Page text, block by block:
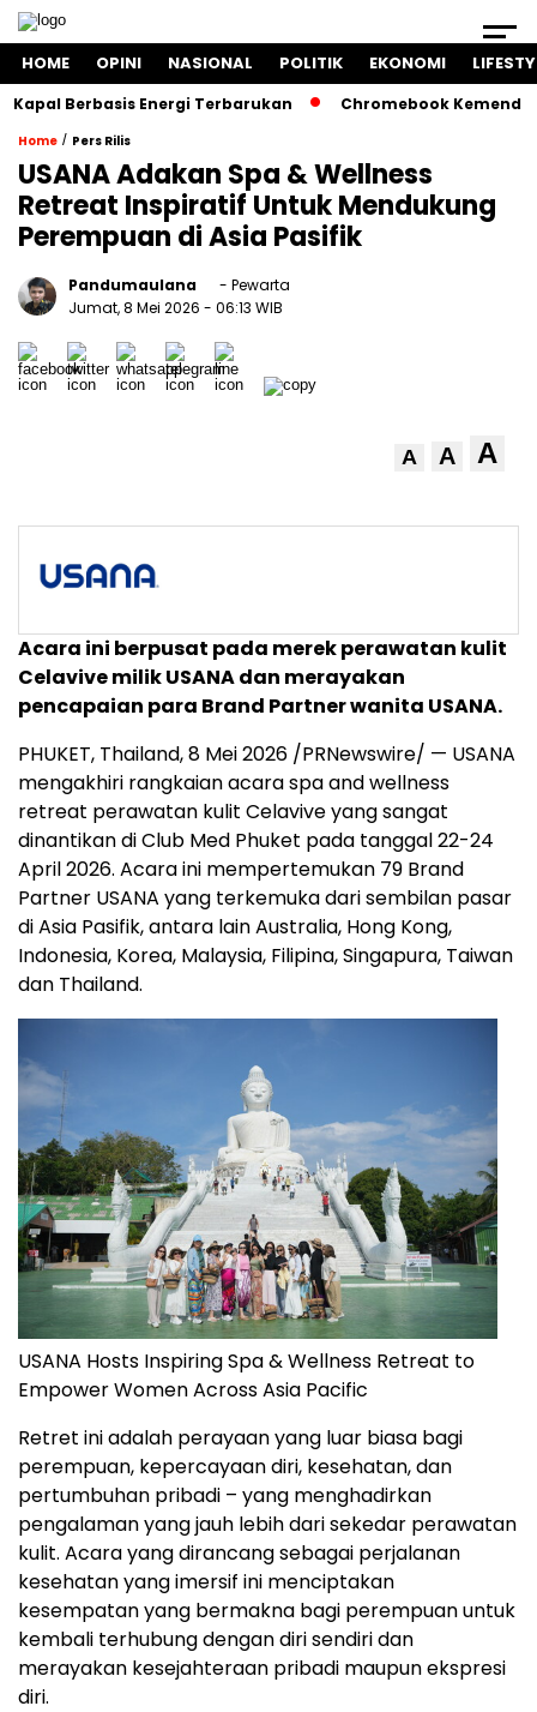
HOME OPINI NASIONAL POLITIK EKONOMI
Berbasis Energi Terbarukan Chromebook
Home / Pers Rilis
USANA Adakan Spa & Wellness
Retreat Inspiratif Untuk Mendukung
Perempuan di Asia Pasifik
Pandumaulana
- Pewarta
Jumat, 8 Mei 2026 - 06:13 WIB
A A A
Acara ini berpusat pada merek perawatan kulit
Celavive milik USANA dan merayakan
pencapaian para Brand Partner wanita USANA.
PHUKET, Thailand,8 Mei 2026 /PRNewswire/ — USANA
mengakhiri rangkaian acara spa and wellness
retreat perawatan kulit Celavive yang sangat
dinantikan di Club Med Phuket pada tanggal 22-24
April 2026. Acara ini mempertemukan 79 Brand
Partner USANA yang terkemuka dari sembilan pasar
di Asia Pasifik, antara lain Australia, Hong Kong,
Indonesia, Korea, Malaysia, Filipina, Singapura, Taiwan
dan Thailand.
USANA Hosts Inspiring Spa & Wellness Retreat to
Empower Women Across Asia Pacific
Retret ini adalah perayaan yang luar biasa bagi
perempuan, kepercayaan diri, kesehatan, dan
pertumbuhan pribadi – yang menghadirkan
pengalaman yang jauh lebih dari sekedar perawatan
kulit. Acara yang dirancang sebagai perjalanan
kesehatan yang imersif ini menciptakan
kesempatan yang bermakna bagi perempuan untuk
kembali terhubung dengan diri sendiri dan
merayakan kesejahteraan pribadi maupun ekspresi
diri.